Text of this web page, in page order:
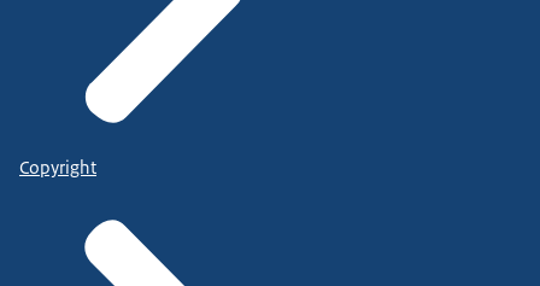
Copyright